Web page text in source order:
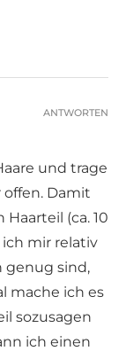
und trage
Damit
(ca. 10
mir relativ
genug sind,
mache ich es
sozusagen
ich einen
ANTWORTEN